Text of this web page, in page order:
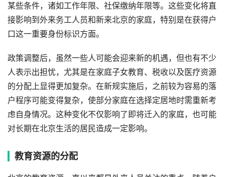
某些条件，诸如工作年限、社保缴纳年限等。这些变化将直
接影响到外来务工人员和新来北京的家庭，特别是在获得户
口这一重要身份标识方面。
政策调整后，虽然一些人可能会迎来新的机遇，但也有不少
人表示出担忧，尤其是在家庭子女教育、税收以及医疗资源
的分配上显得更加复杂。在新规实施后，之前较为容易的落
户程序可能变得复杂，使部分家庭在选择定居地时需重新考
虑自身情况。这种变化不仅影响了即将迁入的家庭，也可能
对长期在北京生活的居民造成一定影响。
教育资源的分配